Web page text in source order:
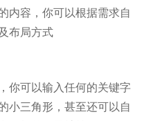
内容，你可以根据需求自
布局方式
你可以输入任何的关键字
小三角形，甚至还可以自